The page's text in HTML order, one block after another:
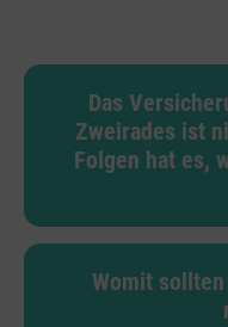
Das
Zweirades ist
Folgen hat es,
Womit